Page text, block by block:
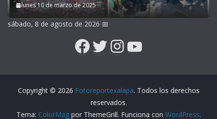
lunes 10 de marzo de 2025
sábado, 8 de agosto de 2026 📅
Facebook
Twitter
Instagram
YouTube
Copyright © 2026 Fotoreportexalapa. Todos los derechos
reservados.
Tema: ColorMagpor ThemeGrill. Funciona con WordPress.